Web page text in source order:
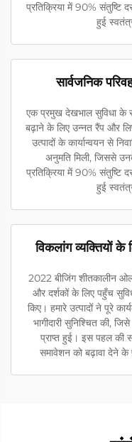
प्रतिक्रिया में 90% संतुष्टि
हुई
सार्वजनिक
एक प्रमुख देखभाल सुविधा के
बढ़ाने के लिए उन्नत रैंप और
उत्पादों के कार्यान्वयन से
अनुमति मिली, जिससे
प्रतिक्रिया में 90% संतुष्टि
हुई
विकलांग व्यक्तियों के
2022 बीजिंग शीतकालीन
और दर्शकों के लिए पहुँच
किए। हमारे उत्पादों ने पूरे
भागीदारी सुनिश्चित की,
प्राप्त हुई। इस पहल की
समावेशन को बढ़ावा देने के